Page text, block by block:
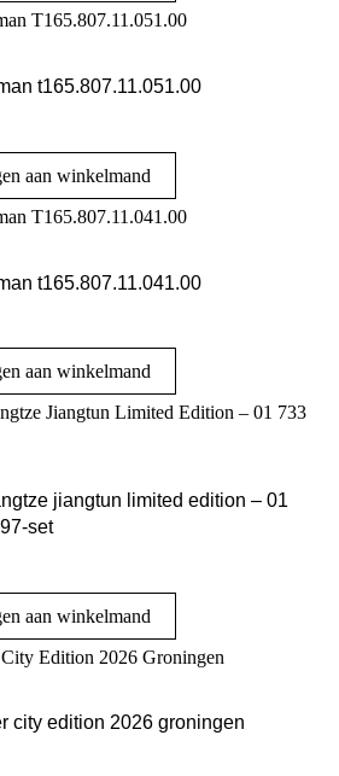
t165.807.11.051.00
aan winkelmand
t165.807.11.041.00
aan winkelmand
jiangtun limited edition – 01
set
aan winkelmand
city edition 2026 groningen